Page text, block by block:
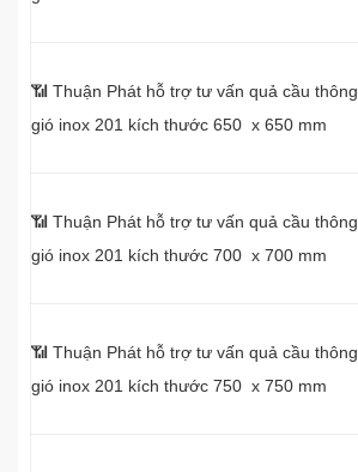
📶 Thuận Phát hỗ trợ tư vấn quả cầu thông
gió inox 201 kích thước 650 x 650 mm
📶 Thuận Phát hỗ trợ tư vấn quả cầu thông
gió inox 201 kích thước 700 x 700 mm
📶 Thuận Phát hỗ trợ tư vấn quả cầu thông
gió inox 201 kích thước 750 x 750 mm